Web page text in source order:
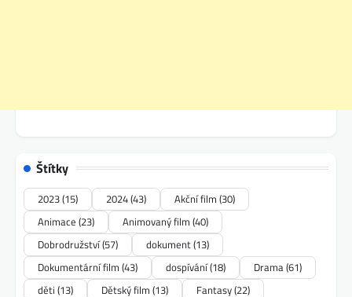
Štítky
2023(15) 2024(43) Akční film (30)
Animace (23) Animovaný film (40)
Dobrodružství(57) dokument(13)
Dokumentární film (43) dospívání(18) Drama(61)
děti (13) Dětský film (13) Fantasy(22)